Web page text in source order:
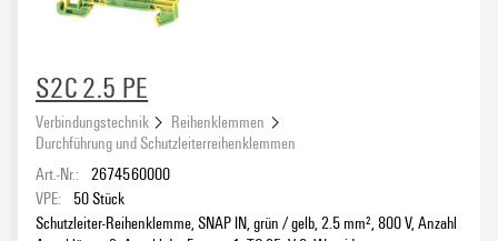
seitlich
Integrierte Beschriftungsfläche vorhanden
Ja(118)
Farbe
beige(326)
S2C 2.5 PE
Verbindungstechnik
Reihenklemmen
Durchführung und Schutzleiterreihenklemmen
Art.-Nr.: 2674560000
VPE:
50Stück
Schutzleiter-Reihenklemme, SNAP IN, grün / gelb, 2.5 mm², 800 V, Anzahl